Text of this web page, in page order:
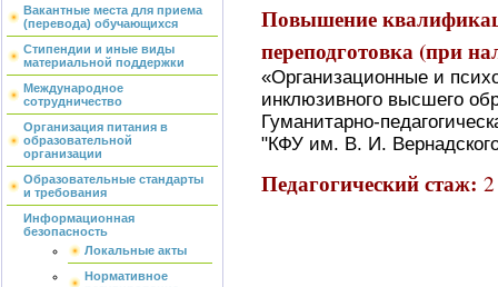
Вакантные места для приема
(перевода) обучающихся
Стипендии и иные виды
материальной поддержки
Международное
сотрудничество
Организация питания в
образовательной
организации
Образовательные стандарты
и требования
Информационная
безопасность
Локальные акты
Нормативное
Повышение
переподготовка (при
«Организационные и
инклюзивного высшего
Гуманитарно-
"КФУ им. В. И.
Педагогический стаж: